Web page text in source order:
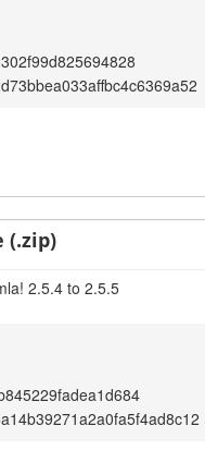
(.zip)
2.5.4 to 2.5.5